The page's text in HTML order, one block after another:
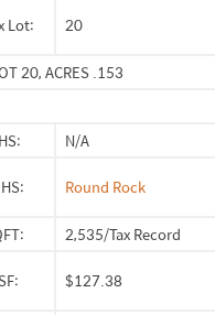
Lot: 20
20, ACRES .153
N/A
Round Rock
2,535/Tax Record
$127.38